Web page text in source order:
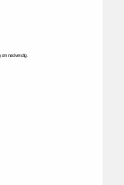
om nødvendig.